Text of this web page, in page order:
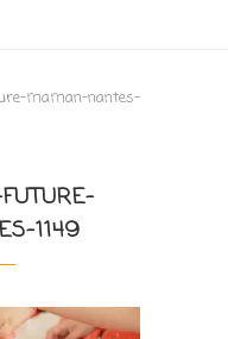
maman-nantes-
1149